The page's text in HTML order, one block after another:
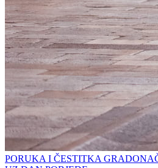
PORUKA I ČESTITKA